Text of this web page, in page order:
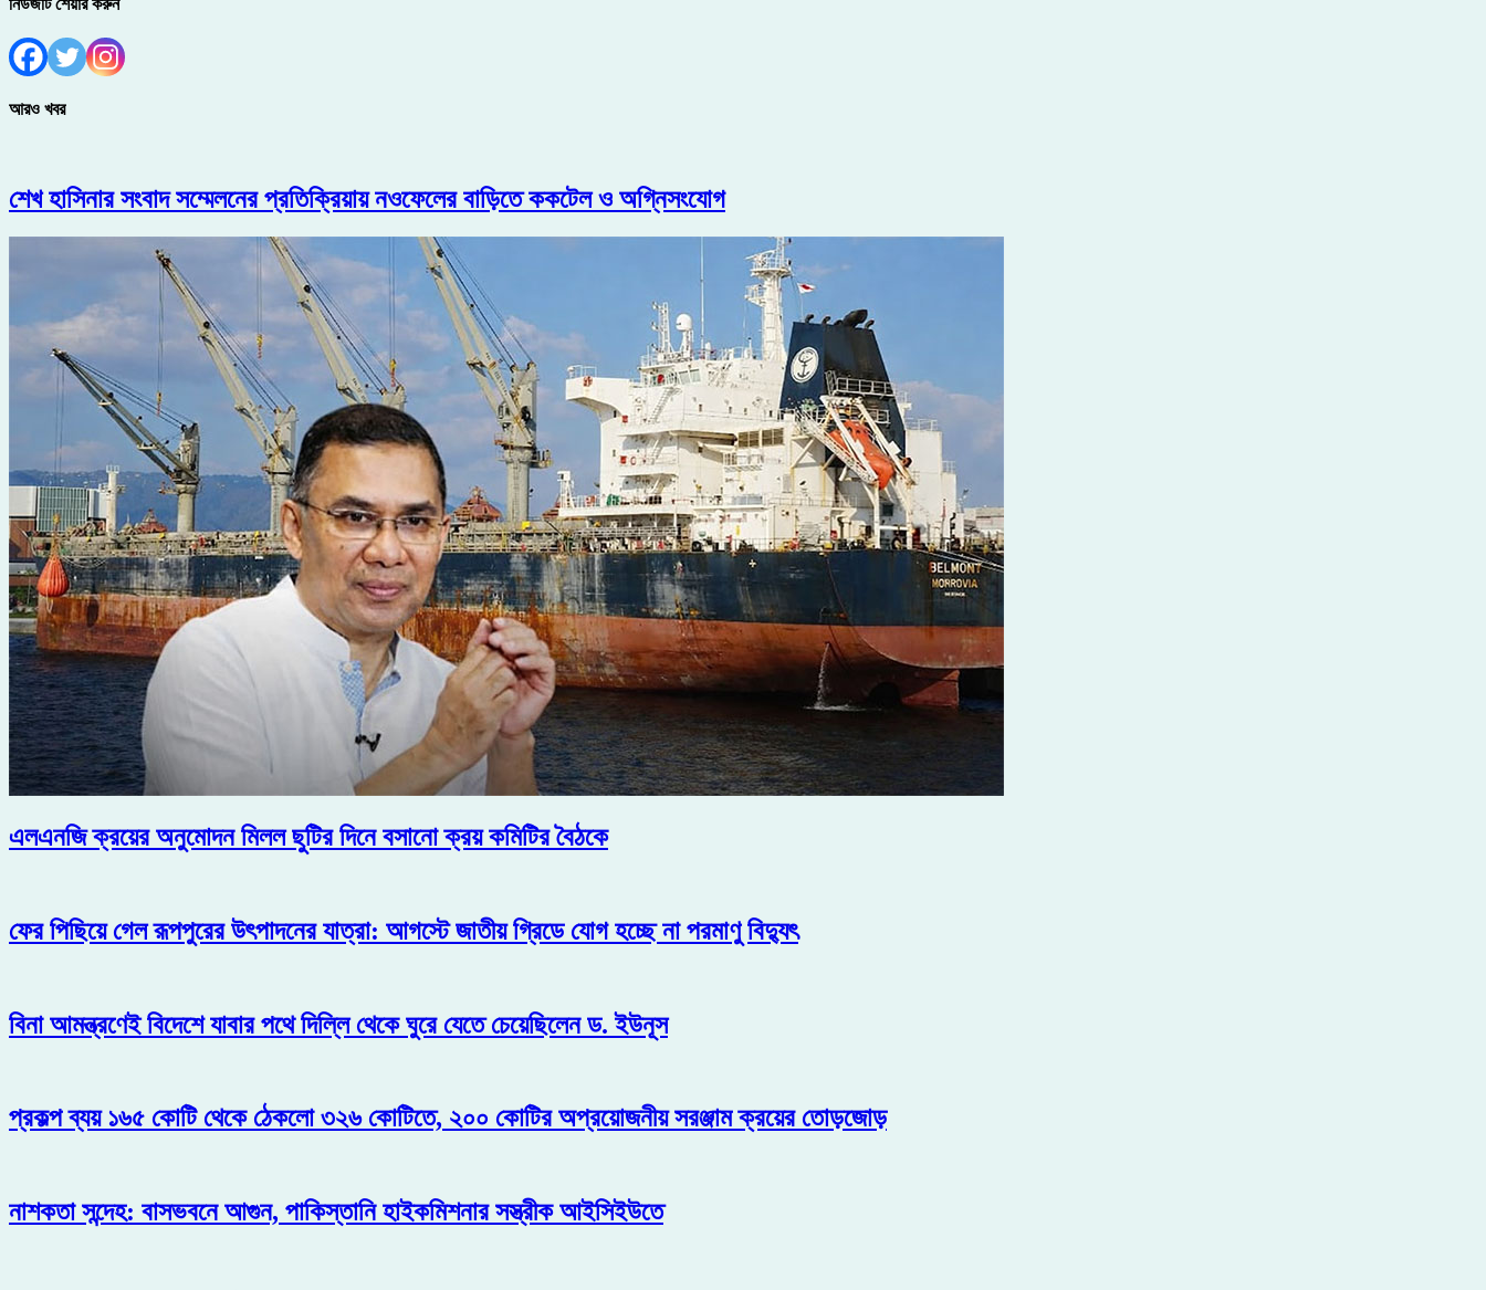
আরও খবর
শেখ হাসিনার সংবাদ সম্মেলনের প্রতিক্রিয়ায় নওফেলের বাড়িতে ককটেল ও অগ্নিসংযোগ
এলএনজি ক্রয়ের অনুমোদন মিলল ছুটির দিনে বসানো ক্রয় কমিটির বৈঠকে
ফের পিছিয়ে গেল রূপপুরের উৎপাদনের যাত্রা: আগস্টে জাতীয় গ্রিডে যোগ হচ্ছে না পরমাণু বিদ্যুৎ
বিনা আমন্ত্রণেই বিদেশে যাবার পথে দিল্লি থেকে ঘুরে যেতে চেয়েছিলেন ড. ইউনূস
প্রকল্প ব্যয় ১৬৫ কোটি থেকে ঠেকলো ৩২৬ কোটিতে, ২০০ কোটির অপ্রয়োজনীয় সরঞ্জাম ক্রয়ের তোড়জোড়
নাশকতা সন্দেহ: বাসভবনে আগুন, পাকিস্তানি হাইকমিশনার সস্ত্রীক আইসিইউতে